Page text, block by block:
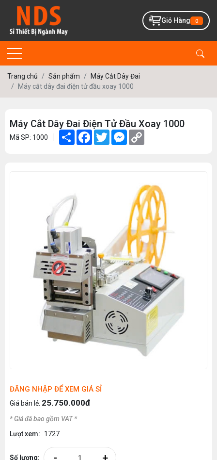
Giỏ Hàng 0
Trang chủ Sản phẩm
Máy Cắt Dây Đai
Máy cắt dây đai điện tử đầu xoay 1000
Máy Cắt Dây Đai Điện Tử Đầu Xoay 1000
Mã SP: 1000 Share Facebook
TwitterMessenger
ĐĂNG NHẬP ĐỂ XEM GIÁ SỈ
Giá bán lẻ: 25.750.000đ
* Giá đã bao gồm VAT *
Lượt xem:
1727
Số lượng: